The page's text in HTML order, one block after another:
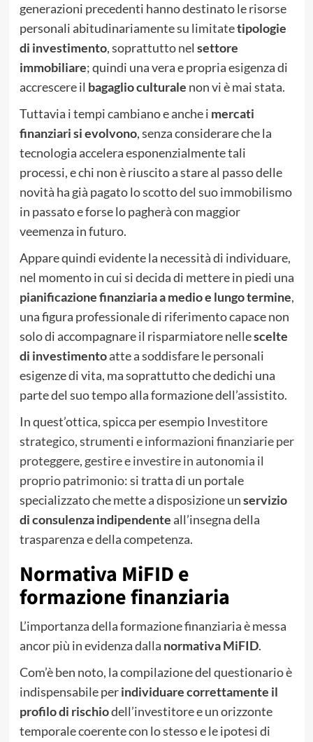
generazioni precedenti hanno destinato le risorse
personali abitudinariamente su limitatetipologie
di investimento, soprattutto nel settore
immobiliare; quindi una vera e propria esigenza di
accrescere il bagaglio culturale non vi è mai stata.
Tuttavia i tempi cambiano e anche i mercati
finanziari si evolvono, senza considerare che la
tecnologia accelera esponenzialmente tali
processi, e chi non è riuscito a stare al passo delle
novità ha già pagato lo scotto del suo immobilismo
in passato e forse lo pagherà con maggior
veemenza in futuro.
Appare quindi evidente la necessità di individuare,
nel momento in cui si decida di mettere in piedi una
pianificazione finanziaria a medio e lungo termine,
una figura professionale di riferimento capace non
solo di accompagnare il risparmiatore nellescelte
di investimentoatte a soddisfare le personali
esigenze di vita, ma soprattutto che dedichi una
parte del suo tempo alla formazione dell’assistito.
In quest’ottica, spicca per esempio Investitore
strategico, strumenti e informazioni finanziarie per
proteggere, gestire e investire in autonomia il
proprio patrimonio: si tratta di un portale
specializzato che mette a disposizione unservizio
di consulenza indipendenteall’insegna della
trasparenza e della competenza.
Normativa MiFID e
formazione finanziaria
L’importanza della formazione finanziaria è messa
ancor più in evidenza dalla normativa MiFID.
Com’è ben noto, la compilazione del questionario è
indispensabile perindividuare correttamente il
profilo di rischiodell’investitore e un orizzonte
temporale coerente con lo stesso e le ipotesi di